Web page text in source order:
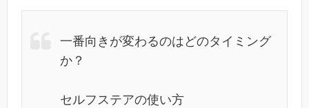
一番向きが変わるのはどのタイミング
か？
セルフステアの使い方